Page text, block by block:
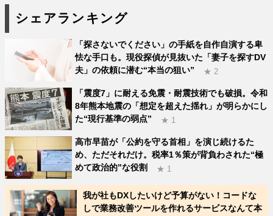
シェアランキング
「探さないでください」の手紙を自作自演する卑
怯な手口も。現役探偵が見抜いた「妻子を探すDV
夫」の依頼に潜む“本当の狙い”
★ 2
「震度7」に耐える免震・耐震技術でも破損。令和
8年熊本地震の「想定を超えた揺れ」が明らかにし
た“現行基準の弱点”
★ 1
高市早苗が「公約を守る首相」を演じ続けるた
め、ただそれだけ。税率1％策が背負わされた“極
めて政治的”な役割
★ 1
我が社もDXしたいけど予算がない！コードな
しで業務改善ツールを作れるサービスなんて本